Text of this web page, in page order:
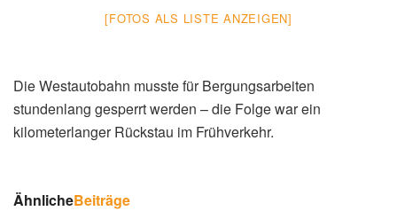
[FOTOS ALS LISTE ANZEIGEN]
Die Westautobahn musste für Bergungsarbeiten
stundenlang gesperrt werden – die Folge war ein
kilometerlanger Rückstau im Frühverkehr.
ÄhnlicheBeiträge